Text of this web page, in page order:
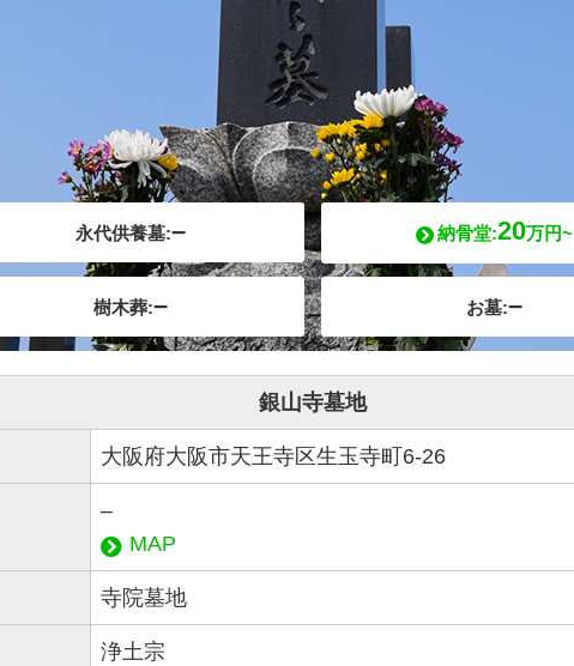
永代供養墓:– 納骨堂:20万円~
樹木葬:– お墓:–
銀山寺墓地
大阪府大阪市天王寺区生玉寺町6-26
–
MAP
寺院墓地
浄土宗